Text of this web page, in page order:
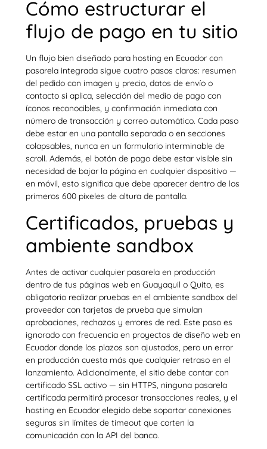
Cómo estructurar el
flujo de pago en tu sitio
Un flujo bien diseñado para hosting en Ecuador con
pasarela integrada sigue cuatro pasos claros: resumen
del pedido con imagen y precio, datos de envío o
contacto si aplica, selección del medio de pago con
íconos reconocibles, y confirmación inmediata con
número de transacción y correo automático. Cada paso
debe estar en una pantalla separada o en secciones
colapsables, nunca en un formulario interminable de
scroll. Además, el botón de pago debe estar visible sin
necesidad de bajar la página en cualquier dispositivo —
en móvil, esto significa que debe aparecer dentro de los
primeros 600 píxeles de altura de pantalla.
Certificados, pruebas y
ambiente sandbox
Antes de activar cualquier pasarela en producción
dentro de tus páginas web en Guayaquil o Quito, es
obligatorio realizar pruebas en el ambiente sandbox del
proveedor con tarjetas de prueba que simulan
aprobaciones, rechazos y errores de red. Este paso es
ignorado con frecuencia en proyectos de diseño web en
Ecuador donde los plazos son ajustados, pero un error
en producción cuesta más que cualquier retraso en el
lanzamiento. Adicionalmente, el sitio debe contar con
certificado SSL activo — sin HTTPS, ninguna pasarela
certificada permitirá procesar transacciones reales, y el
hosting en Ecuador elegido debe soportar conexiones
seguras sin límites de timeout que corten la
comunicación con la API del banco.